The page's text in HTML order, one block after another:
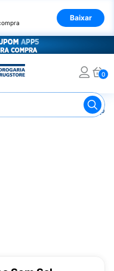
Baixar
0
Cabelos de Todos os Tipos